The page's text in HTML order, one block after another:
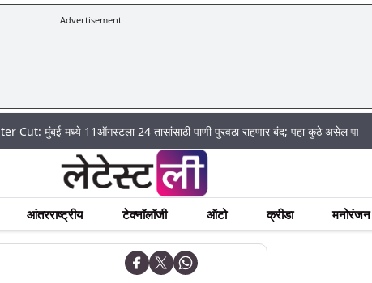
Advertisement
मध्ये 11ऑगस्टला 24 तासांसाठी पाणी पुरवठा राहणार बंद; पहा कुठे असेल पाणी बंद|
आंतरराष्ट्रीय टेक्नॉलॉजी ऑटो क्रीडा मनोरंजन